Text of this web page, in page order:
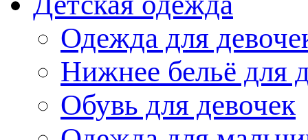
Одежда для
Нижнее бельё для
Обувь для девочек